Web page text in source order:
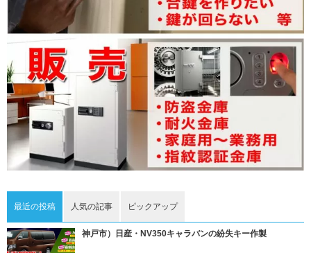
最近の投稿 人気の記事 ピックアップ
神戸市）日産・NV350キャラバンの紛失キー作製